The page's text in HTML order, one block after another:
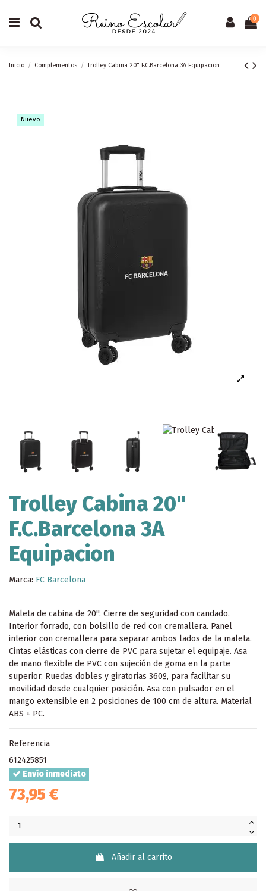
0
Inicio Complementos Trolley Cabina 20" F.C.Barcelona 3A Equipacion
Nuevo
Trolley Cabina 20"
F.C.Barcelona 3A
Equipacion
Marca: FC Barcelona
Maleta de cabina de 20''. Cierre de seguridad con candado.
Interior forrado, con bolsillo de red con cremallera. Panel
interior con cremallera para separar ambos lados de la maleta.
Cintas elásticas con cierre de PVC para sujetar el equipaje. Asa
de mano flexible de PVC con sujeción de goma en la parte
superior. Ruedas dobles y giratorias 360º, para facilitar su
movilidad desde cualquier posición. Asa con pulsador en el
mango extensible en 2 posiciones de 100 cm de altura. Material
ABS + PC.
Referencia
612425851
Envío inmediato
73,95 €
Añadir al carrito